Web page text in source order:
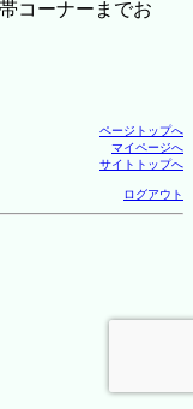
コーナーまでお
ページトップへ
マイページへ
サイトトップへ
ログアウト